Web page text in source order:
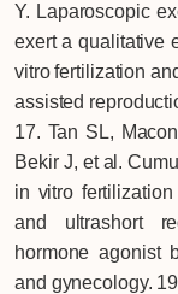
Y. Laparoscopic
exert a qualitative
vitro fertilization
assisted
17. Tan SL,
Bekir J, et al.
in vitro
and ultrashort
hormone agonist
and gynecology.